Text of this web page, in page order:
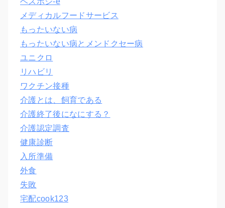
メディカルフードサービス
もったいない病
もったいない病とメンドクセー病
ユニクロ
リハビリ
ワクチン接種
介護とは、飼育である
介護終了後になにする？
介護認定調査
健康診断
入所準備
外食
失敗
宅配cook123